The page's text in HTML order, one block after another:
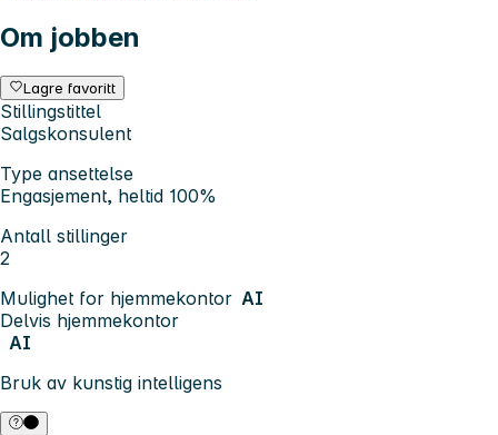
Om jobben
Lagre favoritt
Stillingstittel
Salgskonsulent
Type ansettelse
Engasjement, heltid 100%
Antall stillinger
2
Mulighet for hjemmekontor AI
Delvis hjemmekontor
AI
Bruk av kunstig intelligens